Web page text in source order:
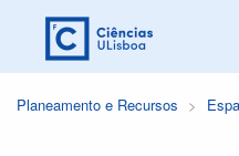
Planeamento e Recursos